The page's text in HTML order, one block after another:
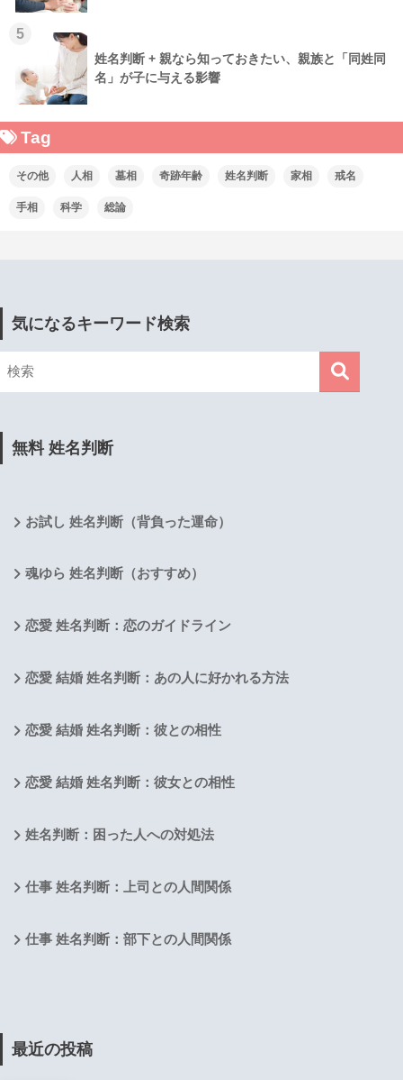
5
姓名判断 + 親なら知っておきたい、親族と「同姓同
名」が子に与える影響
Tag
その他 人相 墓相 奇跡年齢 姓名判断 家相 戒名
手相 科学 総論
気になるキーワード検索
無料 姓名判断
お試し 姓名判断（背負った運命）
魂ゆら 姓名判断（おすすめ）
恋愛 姓名判断：恋のガイドライン
恋愛 結婚 姓名判断：あの人に好かれる方法
恋愛 結婚 姓名判断：彼との相性
恋愛 結婚 姓名判断：彼女との相性
姓名判断：困った人への対処法
仕事 姓名判断：上司との人間関係
仕事 姓名判断：部下との人間関係
最近の投稿